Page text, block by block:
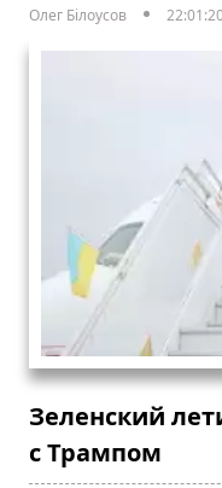
Олег Білоусов
Зеленский
с Трампом